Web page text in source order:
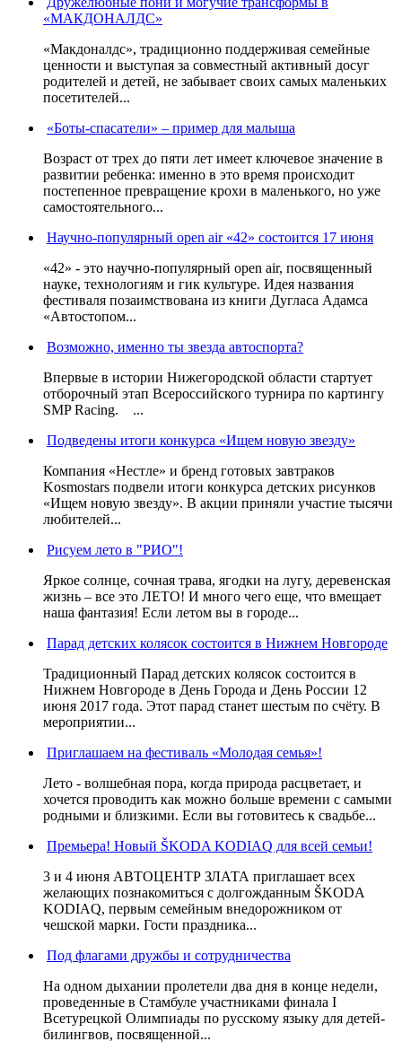
«МАКДОНАЛДС»
«Макдоналдс», традиционно поддерживая семейные
ценности и выступая за совместный активный досуг
родителей и детей, не забывает своих самых маленьких
посетителей...
«Боты-спасатели» – пример для малыша
Возраст от трех до пяти лет имеет ключевое значение в
развитии ребенка: именно в это время происходит
постепенное превращение крохи в маленького, но уже
самостоятельного...
Научно-популярный open air «42» состоится 17 июня
«42» - это научно-популярный open air, посвященный
науке, технологиям и гик культуре. Идея названия
фестиваля позаимствована из книги Дугласа Адамса
«Автостопом...
Возможно, именно ты звезда автоспорта?
Впервые в истории Нижегородской области стартует
отборочный этап Всероссийского турнира по картингу
SMP Racing. ...
Подведены итоги конкурса «Ищем новую звезду»
Компания «Нестле» и бренд готовых завтраков
Kosmostars подвели итоги конкурса детских рисунков
«Ищем новую звезду». В акции приняли участие тысячи
любителей...
Рисуем лето в "РИО"!
Яркое солнце, сочная трава, ягодки на лугу, деревенская
жизнь – все это ЛЕТО! И много чего еще, что вмещает
наша фантазия! Если летом вы в городе...
Парад детских колясок состоится в Нижнем Новгороде
Традиционный Парад детских колясок состоится в
Нижнем Новгороде в День Города и День России 12
июня 2017 года. Этот парад станет шестым по счёту. В
мероприятии...
Приглашаем на фестиваль «Молодая семья»!
Лето - волшебная пора, когда природа расцветает, и
хочется проводить как можно больше времени с самыми
родными и близкими. Если вы готовитесь к свадьбе...
Премьера! Новый ŠKODA KODIAQ для всей семьи!
3 и 4 июня АВТОЦЕНТР ЗЛАТА приглашает всех
желающих познакомиться с долгожданным ŠKODA
KODIAQ, первым семейным внедорожником от
чешской марки. Гости праздника...
Под флагами дружбы и сотрудничества
На одном дыхании пролетели два дня в конце недели,
проведенные в Стамбуле участниками финала I
Всетурецкой Олимпиады по русскому языку для детей-
билингвов, посвященной...